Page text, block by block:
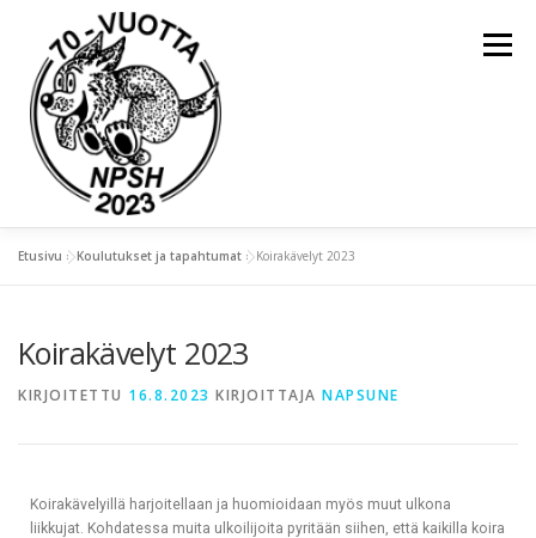
Valikko
KOULUTUKSET JA TAPAHTUMAT
Etusivu »Koulutukset ja tapahtumat »Koirakävelyt 2023
Koirakävelyt 2023
KIRJOITETTU 16.8.2023 KIRJOITTAJA NAPSUNE
Koirakävelyillä harjoitellaan ja huomioidaan myös muut ulkona
liikkujat. Kohdatessa muita ulkoilijoita pyritään siihen, että kaikilla koira